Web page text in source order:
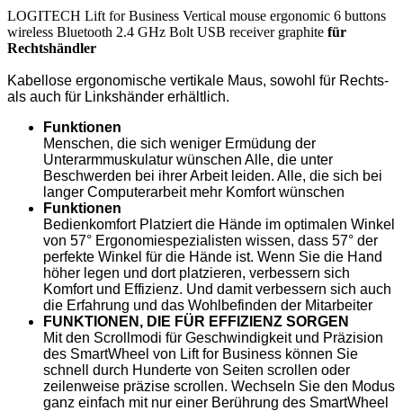
LOGITECH Lift for Business Vertical mouse ergonomic 6 buttons
wireless Bluetooth 2.4 GHz Bolt USB receiver graphite für
Rechtshändler
Kabellose ergonomische vertikale Maus, sowohl für Rechts-
als auch für Linkshänder erhältlich.
Funktionen
Menschen, die sich weniger Ermüdung der
Unterarmmuskulatur wünschen Alle, die unter
Beschwerden bei ihrer Arbeit leiden. Alle, die sich bei
langer Computerarbeit mehr Komfort wünschen
Funktionen
Bedienkomfort Platziert die Hände im optimalen Winkel
von 57° Ergonomiespezialisten wissen, dass 57° der
perfekte Winkel für die Hände ist. Wenn Sie die Hand
höher legen und dort platzieren, verbessern sich
Komfort und Effizienz. Und damit verbessern sich auch
die Erfahrung und das Wohlbefinden der Mitarbeiter
FUNKTIONEN, DIE FÜR EFFIZIENZ SORGEN
Mit den Scrollmodi für Geschwindigkeit und Präzision
des SmartWheel von Lift for Business können Sie
schnell durch Hunderte von Seiten scrollen oder
zeilenweise präzise scrollen. Wechseln Sie den Modus
ganz einfach mit nur einer Berührung des SmartWheel